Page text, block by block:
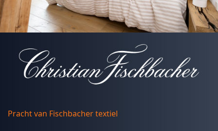
Pracht van Fischbacher textiel